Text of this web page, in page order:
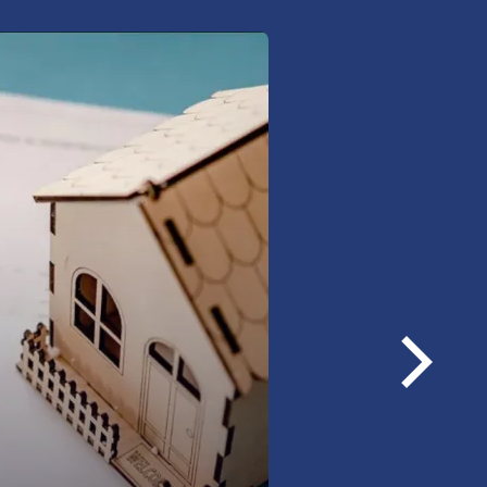
nieruchomości i
od nieprzewidzianych
również
w budowie i pod kredyt
zalanie, powódź.
loga